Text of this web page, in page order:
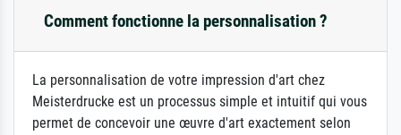
Comment fonctionne la personnalisation ?
La personnalisation de votre impression d'art chez
Meisterdrucke est un processus simple et intuitif qui vous
permet de concevoir une œuvre d'art exactement selon